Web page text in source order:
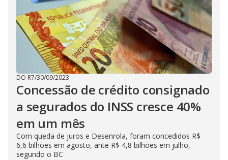
DO R7/30/09/2023
Concessão de crédito consignado
a segurados do INSS cresce 40%
em um mês
Com queda de juros e Desenrola, foram concedidos R$
6,6 bilhões em agosto, ante R$ 4,8 bilhões em julho,
segundo o BC